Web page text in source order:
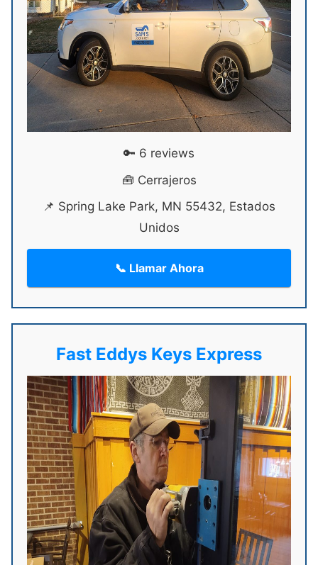
🔑 6 reviews
🧰 Cerrajeros
📌 Spring Lake Park, MN 55432, Estados
Unidos
📞 Llamar Ahora
Fast Eddys Keys Express